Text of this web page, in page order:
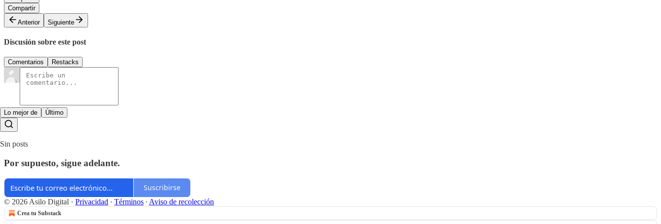
Compartir
Anterior
Siguiente
Discusión sobre este post
Comentarios Restacks
Lo mejor de Último
Sin posts
Por supuesto, sigue adelante.
Suscribirse
© 2026 Asilo Digital · Privacidad ∙ Términos ∙ Aviso de recolección
Crea tu Substack